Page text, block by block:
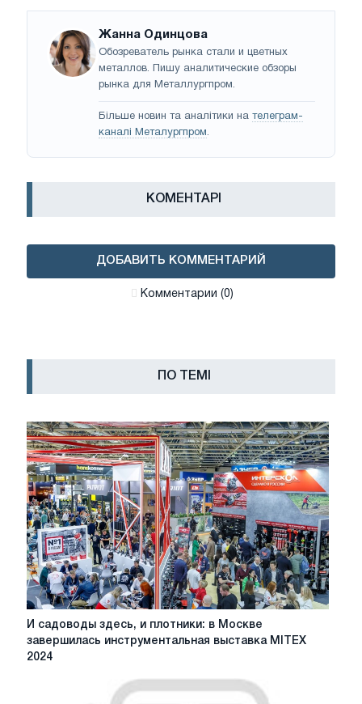
Жанна Одинцова
Обозреватель рынка стали и цветных
металлов. Пишу аналитические обзоры
рынка для Металлургпром.
Більше новин та аналітики на телеграм-
каналі Металургпром.
КОМЕНТАРІ
ДОБАВИТЬ КОММЕНТАРИЙ
Комментарии (0)
ПО ТЕМІ
И
здесь,
И садоводы здесь, и плотники: в Москве
завершилась инструментальная выставка MITEX
2024